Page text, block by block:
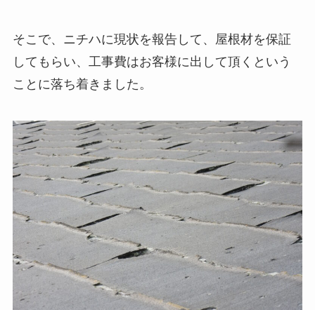
そこで、ニチハに現状を報告して、屋根材を保証
してもらい、工事費はお客様に出して頂くという
ことに落ち着きました。